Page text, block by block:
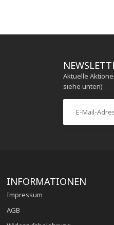
Aktuelle
siehe unten)
INFORMATIONEN
Impressum
AGB